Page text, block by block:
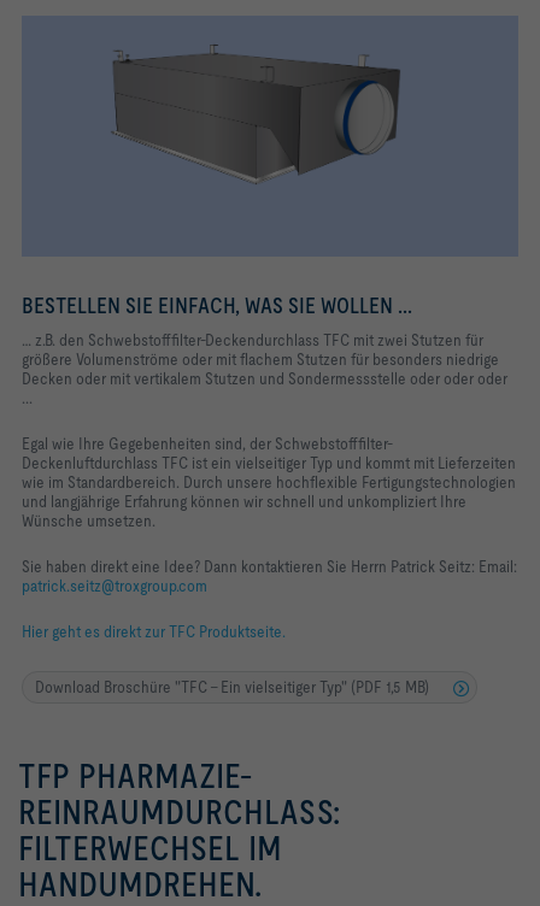
BESTELLEN SIE EINFACH, WAS SIE WOLLEN ...
… z.B. den Schwebstofffilter-Deckendurchlass TFC mit zwei Stutzen für
größere Volumenströme oder mit flachem Stutzen für besonders niedrige
Decken oder mit vertikalem Stutzen und Sondermessstelle oder oder oder
...
Egal wie Ihre Gegebenheiten sind, der Schwebstofffilter-
Deckenluftdurchlass TFC ist ein vielseitiger Typ und kommt mit Lieferzeiten
wie im Standardbereich. Durch unsere hochflexible Fertigungstechnologien
und langjährige Erfahrung können wir schnell und unkompliziert Ihre
Wünsche umsetzen.
Sie haben direkt eine Idee? Dann kontaktieren Sie Herrn Patrick Seitz: Email:
patrick.seitz@troxgroup.com
Hier geht es direkt zur TFC Produktseite.
Download Broschüre "TFC - Ein vielseitiger Typ" (PDF 1,5 MB)
TFP PHARMAZIE-
REINRAUMDURCHLASS:
FILTERWECHSEL IM
HANDUMDREHEN.